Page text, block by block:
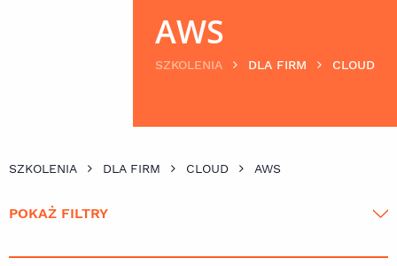
AWS
SZKOLENIA DLA FIRM CLOUD
SZKOLENIA DLA FIRM CLOUD AWS
POKAŻ FILTRY